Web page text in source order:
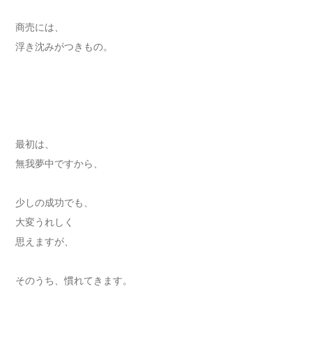
商売には、
浮き沈みがつきもの。
最初は、
無我夢中ですから、
少しの成功でも、
大変うれしく
思えますが、
そのうち、慣れてきます。